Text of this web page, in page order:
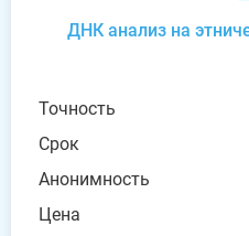
ДНК анализ на
Точность
Срок
Анонимность
Цена